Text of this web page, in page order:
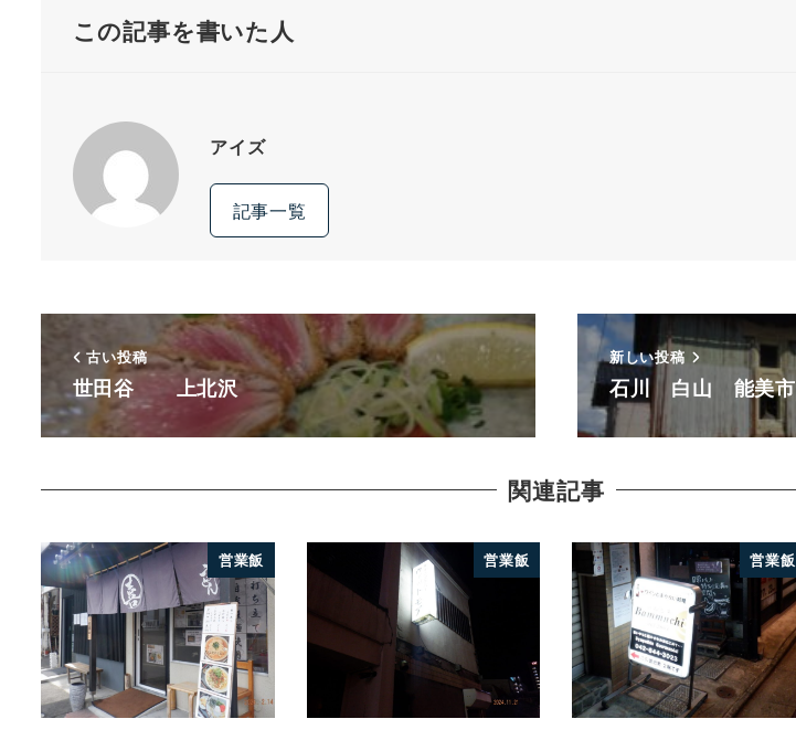
この記事を書いた人
アイズ
記事一覧
古い投稿
世田谷 上北沢
新しい投稿
石川 白山 能美市
関連記事
営業飯 営業飯 営業飯